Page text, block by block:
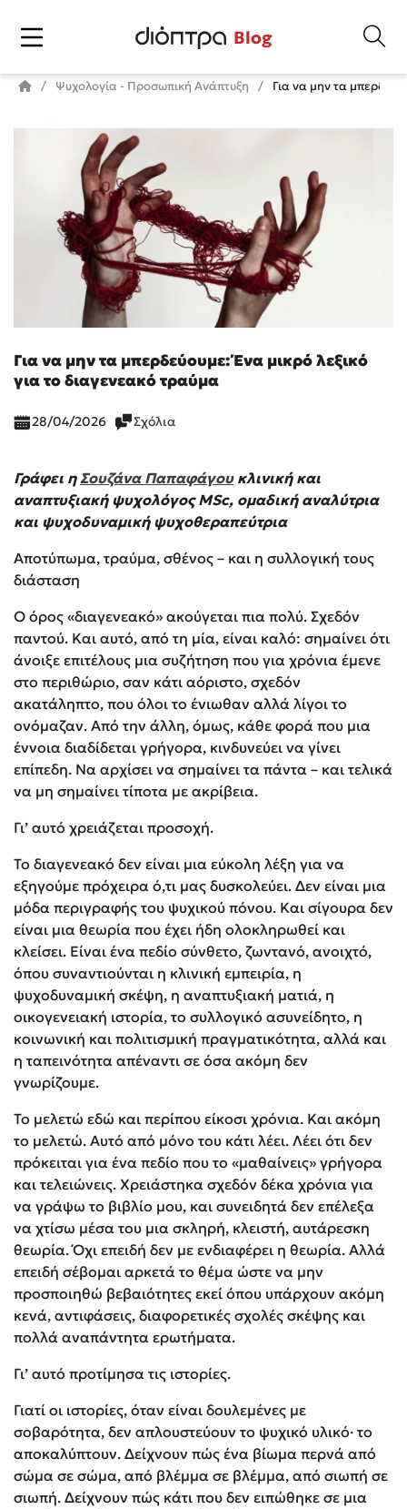
Blog
Ψυχολογία - Προσωπική Ανάπτυξη Για να μην τα
Για να μην τα μπερδεύουμε: Ένα μικρό λεξικό
για το διαγενεακό τραύμα
28/04/2026 Σχόλια
Γράφει ηΣουζάνα Παπαφάγου κλινική και
αναπτυξιακή ψυχολόγος MSc, ομαδική αναλύτρια
και ψυχοδυναμική ψυχοθεραπεύτρια
Αποτύπωμα, τραύμα, σθένος – και η συλλογική τους
διάσταση
Ο όρος «διαγενεακό» ακούγεται πια πολύ. Σχεδόν
παντού. Και αυτό, από τη μία, είναι καλό: σημαίνει ότι
άνοιξε επιτέλους μια συζήτηση που για χρόνια έμενε
στο περιθώριο, σαν κάτι αόριστο, σχεδόν
ακατάληπτο, που όλοι το ένιωθαν αλλά λίγοι το
ονόμαζαν. Από την άλλη, όμως, κάθε φορά που μια
έννοια διαδίδεται γρήγορα, κινδυνεύει να γίνει
επίπεδη. Να αρχίσει να σημαίνει τα πάντα – και τελικά
να μη σημαίνει τίποτα με ακρίβεια.
Γι’ αυτό χρειάζεται προσοχή.
Το διαγενεακό δεν είναι μια εύκολη λέξη για να
εξηγούμε πρόχειρα ό,τι μας δυσκολεύει. Δεν είναι μια
μόδα περιγραφής του ψυχικού πόνου. Και σίγουρα δεν
είναι μια θεωρία που έχει ήδη ολοκληρωθεί και
κλείσει. Είναι ένα πεδίο σύνθετο, ζωντανό, ανοιχτό,
όπου συναντιούνται η κλινική εμπειρία, η
ψυχοδυναμική σκέψη, η αναπτυξιακή ματιά, η
οικογενειακή ιστορία, το συλλογικό ασυνείδητο, η
κοινωνική και πολιτισμική πραγματικότητα, αλλά και
η ταπεινότητα απέναντι σε όσα ακόμη δεν
γνωρίζουμε.
Το μελετώ εδώ και περίπου είκοσι χρόνια. Και ακόμη
το μελετώ. Αυτό από μόνο του κάτι λέει. Λέει ότι δεν
πρόκειται για ένα πεδίο που το «μαθαίνεις» γρήγορα
και τελειώνεις. Χρειάστηκα σχεδόν δέκα χρόνια για
να γράψω το βιβλίο μου, και συνειδητά δεν επέλεξα
να χτίσω μέσα του μια σκληρή, κλειστή, αυτάρεσκη
θεωρία. Όχι επειδή δεν με ενδιαφέρει η θεωρία. Αλλά
επειδή σέβομαι αρκετά το θέμα ώστε να μην
προσποιηθώ βεβαιότητες εκεί όπου υπάρχουν ακόμη
κενά, αντιφάσεις, διαφορετικές σχολές σκέψης και
πολλά αναπάντητα ερωτήματα.
Γι’ αυτό προτίμησα τις ιστορίες.
Γιατί οι ιστορίες, όταν είναι δουλεμένες με
σοβαρότητα, δεν απλουστεύουν το ψυχικό υλικό· το
αποκαλύπτουν. Δείχνουν πώς ένα βίωμα περνά από
σώμα σε σώμα, από βλέμμα σε βλέμμα, από σιωπή σε
σιωπή. Δείχνουν πώς κάτι που δεν ειπώθηκε σε μια